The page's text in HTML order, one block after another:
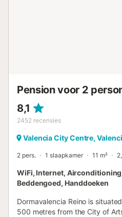
Pension voor 2
8,1
2452 recensies
Valencia City Centre,
2 pers. 1 slaapkamer 11 m²
WiFi, Internet,
Beddengoed, Handdoeken
Dormavalencia Reino is
500 metres from the City of